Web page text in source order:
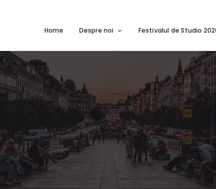
Home Despre noi Festivalul de Studio